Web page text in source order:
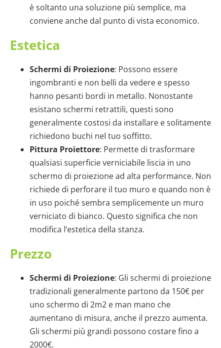
è soltanto una soluzione più semplice, ma
conviene anche dal punto di vista economico.
Estetica
Schermi di Proiezione: Possono essere
ingombranti e non belli da vedere e spesso
hanno pesanti bordi in metallo. Nonostante
esistano schermi retrattili, questi sono
generalmente costosi da installare e solitamente
richiedono buchi nel tuo soffitto.
Pittura Proiettore: Permette di trasformare
qualsiasi superficie verniciabile liscia in uno
schermo di proiezione ad alta performance. Non
richiede di perforare il tuo muro e quando non è
in uso poiché sembra semplicemente un muro
verniciato di bianco. Questo significa che non
modifica l’estetica della stanza.
Prezzo
Schermi di Proiezione: Gli schermi di proiezione
tradizionali generalmente partono da 150€ per
uno schermo di 2m2 e man mano che
aumentano di misura, anche il prezzo aumenta.
Gli schermi più grandi possono costare fino a
2000€.